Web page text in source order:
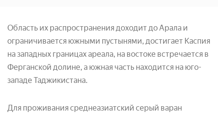
Область их распространения доходит до Арала и
ограничивается южными пустынями, достигает Каспия
на западных границах ареала, на востоке встречается в
Ферганской долине, а южная часть находится на юго-
западе Таджикистана.
Для проживания среднеазиатский серый варан